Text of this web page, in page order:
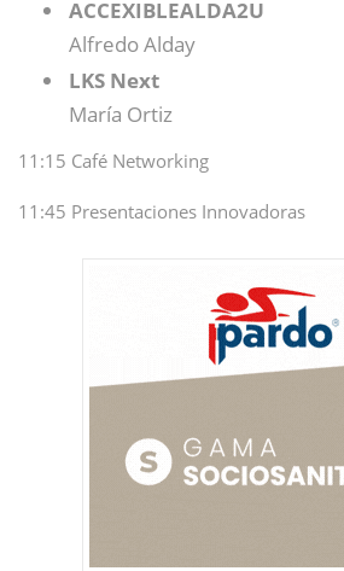
ACCEXIBLEALDA2U
Alfredo Alday
LKS Next
María Ortiz
11:15 Café Networking
11:45 Presentaciones Innovadoras